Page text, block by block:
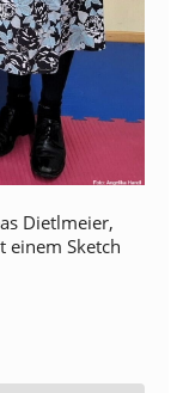
Dietlmeier,
einem Sketch